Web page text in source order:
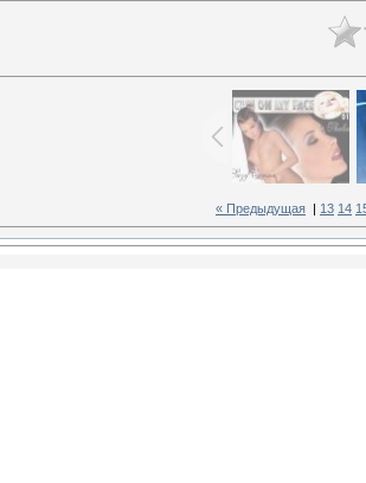
« Предыдущая 13 14